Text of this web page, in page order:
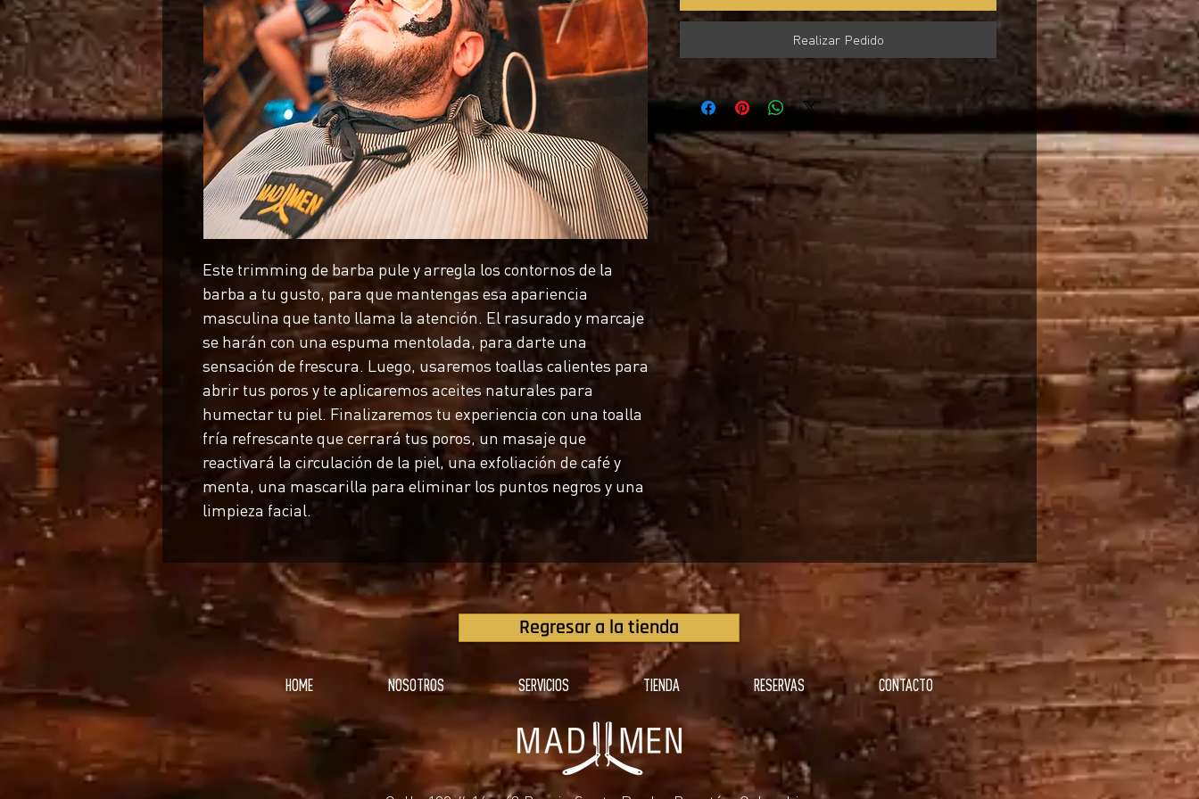
Este trimming de barba pule y arregla los contornos de la
barba a tu gusto, para que mantengas esa apariencia
masculina que tanto llama la atención. El rasurado y marcaje
se harán con una espuma mentolada, para darte una
sensación de frescura. Luego, usaremos toallas calientes para
abrir tus poros y te aplicaremos aceites naturales para
humectar tu piel. Finalizaremos tu experiencia con una toalla
fría refrescante que cerrará tus poros, un masaje que
reactivará la circulación de la piel, una exfoliación de café y
menta, una mascarilla para eliminar los puntos negros y una
limpieza facial.
Realizar Pedido
Regresar a la tienda
HOME NOSOTROS SERVICIOS TIENDA RESERVAS CONTACTO